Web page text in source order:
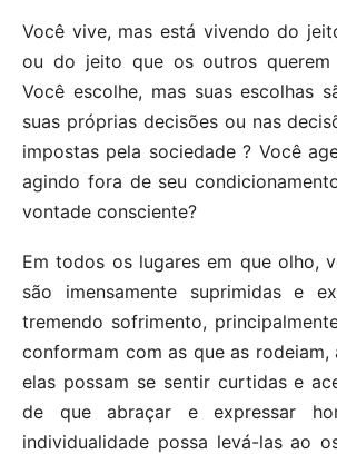
Você vive, mas está vivendo do
ou do jeito que os outros querem
Você escolhe, mas suas escolhas
suas próprias decisões ou nas
impostas pela sociedade ? Você
agindo fora de seu
vontade consciente?
Em todos os lugares em que olho,
são imensamente suprimidas e
tremendo sofrimento,
conformam com as que as rodeiam,
elas possam se sentir curtidas e
de que abraçar e expressar
individualidade possa levá-las ao